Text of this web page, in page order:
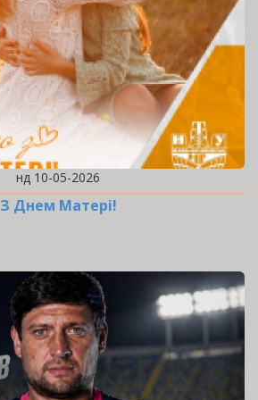
нд 10-05-2026
З Днем Матері!